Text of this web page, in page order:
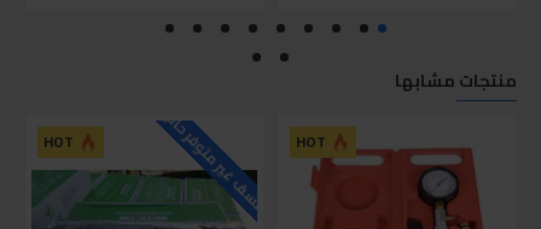
منتجات مشابها
HOT
HOT للاسف غير متوفر حاليا